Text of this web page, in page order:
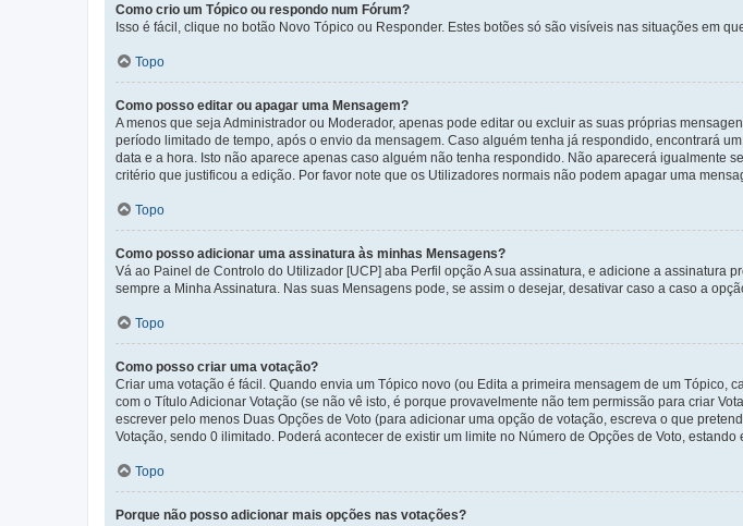
Como crio um Tópico ou respondo num Fórum?
Isso é fácil, clique no botão Novo Tópico ou Responder. Estes botões só são visíveis nas situações em
Topo
Como posso editar ou apagar uma Mensagem?
A menos que seja Administrador ou Moderador, apenas pode editar ou excluir as suas próprias
período limitado de tempo, após o envio da mensagem. Caso alguém tenha já respondido, encontrará
data e a hora. Isto não aparece apenas caso alguém não tenha respondido. Não aparecerá igualmente
critério que justificou a edição. Por favor note que os Utilizadores normais não podem apagar uma
Topo
Como posso adicionar uma assinatura às minhas Mensagens?
Vá ao Painel de Controlo do Utilizador [UCP] aba Perfil opção A sua assinatura, e adicione a
sempre a Minha Assinatura. Nas suas Mensagens pode, se assim o desejar, desativar caso a caso a
Topo
Como posso criar uma votação?
Criar uma votação é fácil. Quando envia um Tópico novo (ou Edita a primeira mensagem de um
com o Título Adicionar Votação (se não vê isto, é porque provavelmente não tem permissão para criar
escrever pelo menos Duas Opções de Voto (para adicionar uma opção de votação, escreva o que
Votação, sendo 0 ilimitado. Poderá acontecer de existir um limite no Número de Opções de Voto,
Topo
Porque não posso adicionar mais opções nas votações?